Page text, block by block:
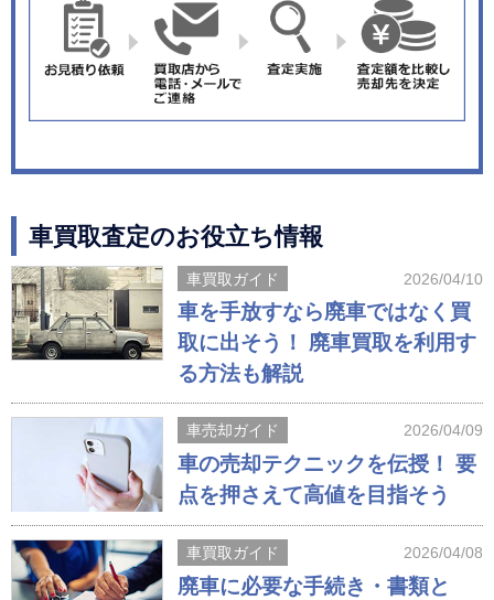
車買取査定のお役立ち情報
車買取ガイド 2026/04/10
車を手放すなら廃車ではなく買
取に出そう！ 廃車買取を利用す
る方法も解説
車売却ガイド 2026/04/09
車の売却テクニックを伝授！ 要
点を押さえて高値を目指そう
車買取ガイド 2026/04/08
廃車に必要な手続き・書類と